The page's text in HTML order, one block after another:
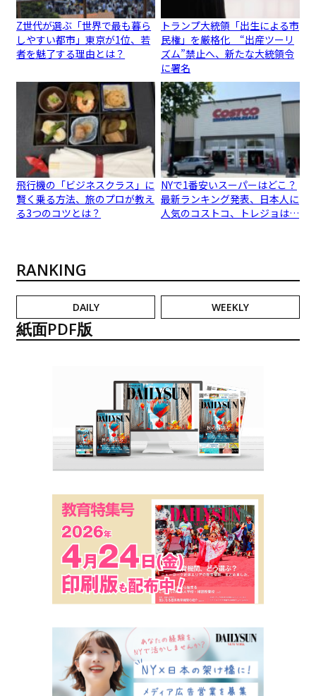
Z世代が選ぶ「世界で最も暮ら
しやすい都市」東京が1位、若
者を魅了する理由とは？
トランプ大統領「出生による市
民権」を厳格化 “出産ツーリ
ズム”禁止へ、新たな大統領令
に署名
飛行機の「ビジネスクラス」に
賢く乗る方法、旅のプロが教え
る3つのコツとは？
NYで1番安いスーパーはどこ？
最新ランキング発表、日本人に
人気のコストコ、トレジョは…
RANKING
DAILY WEEKLY
紙面PDF版